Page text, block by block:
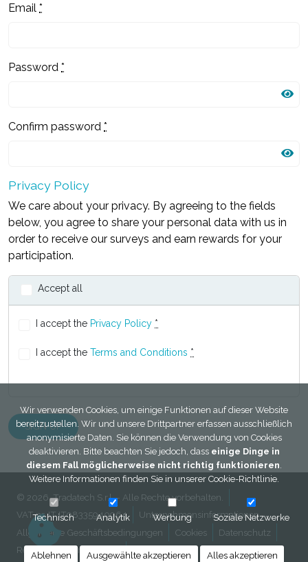
Wir verwenden Cookies, um einige Funktionen auf dieser Website
bereitzustellen. Wir und unsere Drittpartner erfassen ausschließlich
anonymisierte Daten. Sie können die Verwendung von Cookies
deaktivieren. Bitte beachten Sie jedoch, dass einige Dinge in
diesem Fall möglicherweise nicht richtig funktionieren
Weitere Informationen finden Sie in unserer Cookie-Richtlinie
Technisch Analytik Werbung Soziale Netzwerke
Ablehnen Ausgewählte akzeptieren Alles akzeptieren
Email *
Password *
Confirm password *
Privacy Policy
We care about your privacy. By agreeing to the fields
below, you agree to share your personal data with us in
order to receive our surveys and earn rewards for your
participation.
Accept all
I accept the Privacy Policy *
I accept the Terms and Conditions *
© 2026, Tradatech S.r.l. - Alle Rechte vorbehalten.
VAT nr. IT IT08335940964
Unternehmensinformationen
Allgemeine Geschäftsbedingungen
Cookies
Datenschutz
Rechtliche informationen
Kontakt